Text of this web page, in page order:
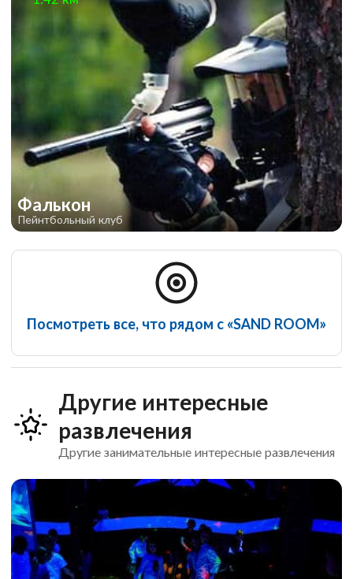
Фалькон
Пейнтбольный клуб
Посмотреть все, что рядом с «SAND ROOM»
Другие интересные
развлечения
Другие занимательные интересные развлечения